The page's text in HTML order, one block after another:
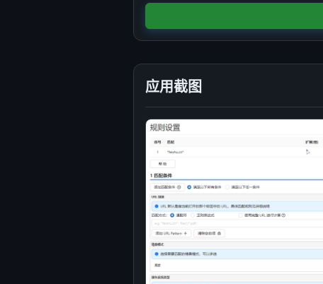
应用截图